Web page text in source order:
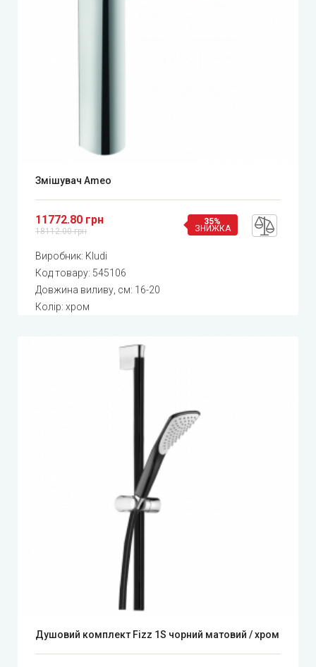
Змішувач Ameo
11772.80 грн
18112.00 грн
35%
ЗНИЖКА
Виробник: Kludi
Код товару: 545106
Довжина виливу, см: 16-20
Колір: хром
Душовий комплект Fizz 1S чорний матовий / хром